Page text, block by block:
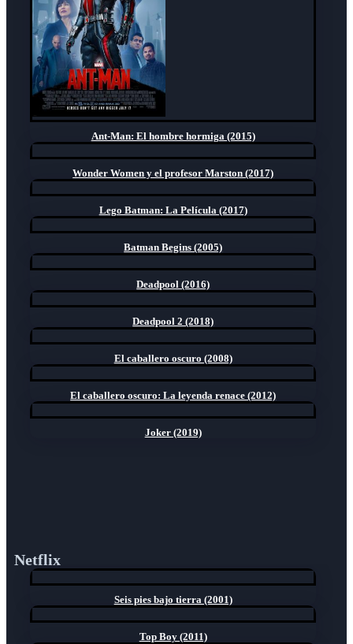
Ant-Man: El hombre hormiga (2015)
Wonder Women y el profesor Marston (2017)
Lego Batman: La Película (2017)
Batman Begins (2005)
Deadpool (2016)
Deadpool 2 (2018)
El caballero oscuro (2008)
El caballero oscuro: La leyenda renace (2012)
Joker (2019)
Netflix
Seis pies bajo tierra (2001)
Top Boy (2011)